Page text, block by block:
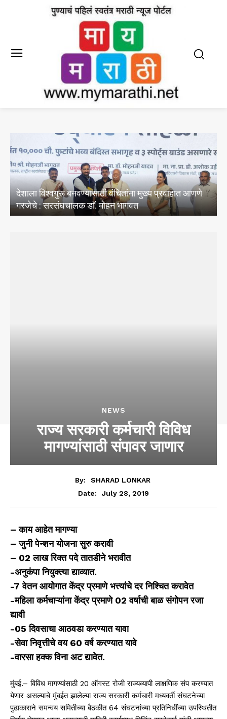
आणणे
E20 पेट्रोल मधील पाण्याचे अभिसरण आणि क्लोराइडचे
अस्तित्वासंबंधी तेल विपणन कंपन्यांनी केल्या चाचण्या
NEWS
राज्य सरकारी कर्मचारी विविध
मागण्यांसाठी संपावर जाणार
By:
SHARAD LONKAR
Date:
July 28, 2019
– काय आहेत मागण्या
– जुनी पेन्शन योजना सुरु करावी
– 02 लाख रिक्त पदे तातडीने भरावीत
-अनुकंपा नियुक्त्या द्याव्यात.
-7 वेतन आयोगात केंद्र प्रमाणे भत्त्यांचे दर निश्चित करावेत
-महिला कर्मचाऱ्यांना केंद्र प्रमाणे 02 वर्षाची बाळ संगोपन रजा
द्यावी
-05 दिवसाचा आठवडा करण्यात यावा
-सेवा निवृत्तीचे वय 60 वर्ष करण्यात यावे
-वारसा हक्क विना अट द्यावेत.
मुंबई.– विविध मागण्यांसाठी 20 ऑगस्ट रोजी राज्यव्यापी लाक्षणिक संप करण्यात
येणार असल्याचे मुंबईत झालेल्या राज्य सरकारी कर्मचारी मध्यवर्ती संघटनेच्या
पुढाकाराने समन्वय समितीच्या बैठकीत 64 संघटनांच्या प्रतिनिधींच्या उपस्थितीत